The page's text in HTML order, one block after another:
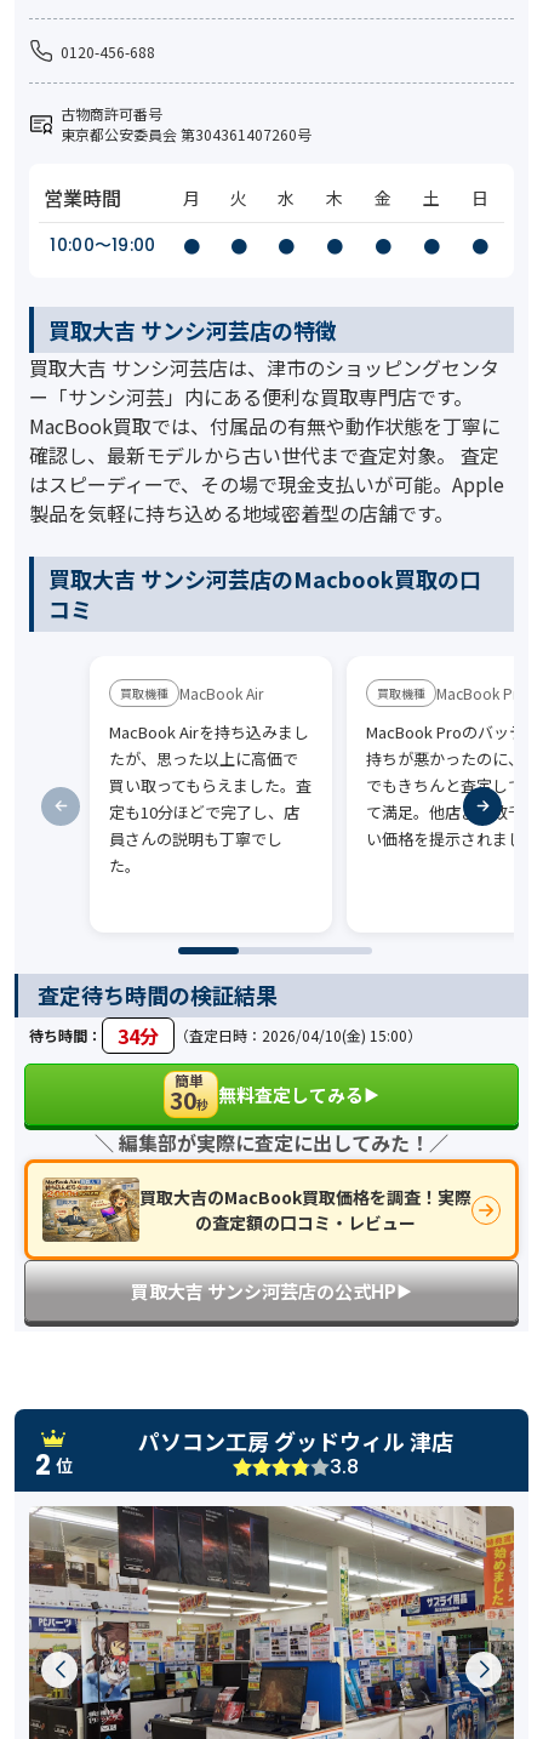
0120-456-688
古物商許可番号
東京都公安委員会 第304361407260号
営業時間 月 火 水 木 金 土
日
10:00〜19:00
● ● ● ● ● ● ●
買取大吉 サンシ河芸店の特徴
買取大吉 サンシ河芸店は、津市のショッピングセンタ
ー「サンシ河芸」内にある便利な買取専門店です。
MacBook買取では、付属品の有無や動作状態を丁寧に
確認し、最新モデルから古い世代まで査定対象。 査定
はスピーディーで、その場で現金支払いが可能。Apple
製品を気軽に持ち込める地域密着型の店舗です。
買取大吉 サンシ河芸店のMacbook買取の口
コミ
MacBook Air
MacBook Airを持ち込みまし
たが、思った以上に高価で
買い取ってもらえました。査
定も10分ほどで完了し、店
員さんの説明も丁寧でし
た。
MacBook Pro
MacBook Proのバッテ
持ちが悪かったのに、
でもきちんと査定して
て満足。他店より数千
い価格を提示されまし
査定待ち時間の検証結果
待ち時間： 34分 （査定日時：2026/04/10(金) 15:00）
簡単
30秒 無料査定してみる▶︎
買取大吉 サンシ河芸店の公式HP▶︎
＼ 編集部が実際に査定に出してみた！／
買取大吉のMacBook買取価格を調査！実際
の査定額の口コミ・レビュー
2 位
パソコン工房 グッドウィル 津店
3.8